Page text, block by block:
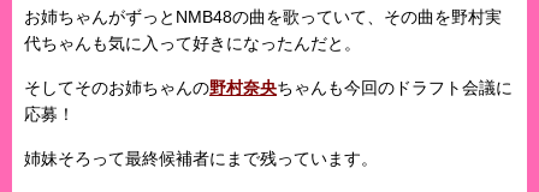
お姉ちゃんがずっとNMB48の曲を歌っていて、その曲を野村実
代ちゃんも気に入って好きになったんだと。
そしてそのお姉ちゃんの野村奈央ちゃんも今回のドラフト会議に
応募！
姉妹そろって最終候補者にまで残っています。